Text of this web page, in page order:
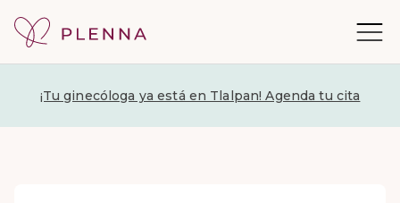
¡Tu ginecóloga ya está en Tlalpan! Agenda tu cita